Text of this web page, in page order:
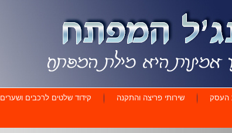
העסק שירותי פריצה והתקנה קידוד שלטים לרכבים ושערים